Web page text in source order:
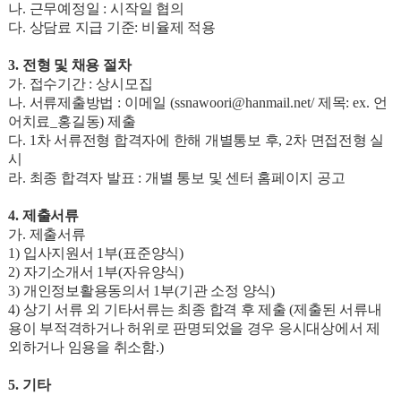
나. 근무예정일 :시작일 협의
다. 상담료 지급 기준: 비율제 적용
3. 전형 및 채용 절차
가. 접수기간 : 상시모집
나. 서류제출방법 : 이메일 (ssnawoori@hanmail.net/제목: ex. 언
어치료
홍길동)제출
다. 1 차 서류전형 합격자에 한해 개별통보 후, 2차 면접전형 실
시
라. 최종 합격자 발표 : 개별 통보 및 센터 홈페이지 공고
4. 제출서류
가. 제출서류
1) 입사지원서 1 부(표준양식)
2) 자기소개서 1 부(자유양식)
3) 개인정보활용동의서 1 부(기관 소정 양식)
4) 상기 서류 외 기타서류는 최종 합격 후 제출(제출된 서류내
용이 부적격하거나 허위로 판명되었을 경우 응시대상에서 제
외하거나 임용을 취소함.)
5. 기타